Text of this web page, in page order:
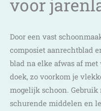
voor
Door een vast
composiet aanrechtblad
blad na elke afwas af
doek, zo voorkom je
mogelijk schoon. Gebruik
schurende middelen en